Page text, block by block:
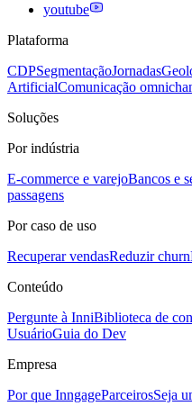
youtube
Plataforma
CDPSegmentaçãoJornadas
ArtificialComunicação
Soluções
Por indústria
E-commerce e varejoBancos e
passagens
Por caso de uso
Recuperar vendasReduzir churn
Conteúdo
Pergunte à InniBiblioteca de
UsuárioGuia do Dev
Empresa
Por que InngageParceirosSeja